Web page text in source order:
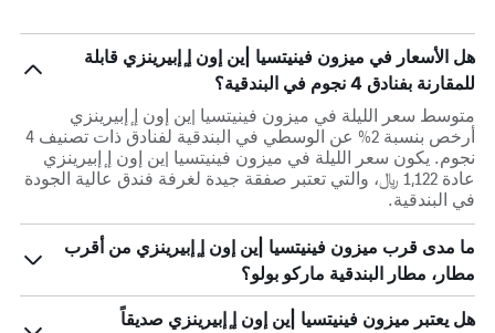
هل الأسعار في ميزون فينيتسيا |ين إون إ ٕإبيرينزي قابلة
للمقارنة بفنادق 4 نجوم في البندقية؟
متوسط سعر الليلة في ميزون فينيتسيا |ين إون إ ٕإبيرينزي
أرخص بنسبة 2% عن الوسطي في البندقية لفنادق ذات تصنيف 4
نجوم. يكون سعر الليلة في ميزون فينيتسيا |ين إون إ ٕإبيرينزي
عادة 1,122 ﷼، والتي تعتبر صفقة جيدة لغرفة فندق عالية الجودة
في البندقية.
ما مدى قرب ميزون فينيتسيا |ين إون إ ٕإبيرينزي من أقرب
مطار، مطار البندقية ماركو بولو؟
هل يعتبر ميزون فينيتسيا |ين إون إ ٕإبيرينزي صديقاً